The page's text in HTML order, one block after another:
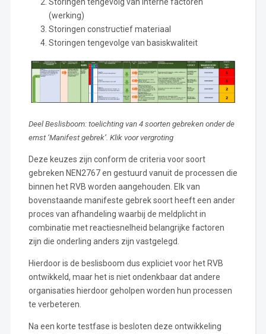
Storingen tengevolg van interne factoren
(werking)
Storingen constructief materiaal
Storingen tengevolge van basiskwaliteit
Deel Beslisboom: toelichting van 4 soorten gebreken onder de
ernst ‘Manifest gebrek’. Klik voor vergroting
Deze keuzes zijn conform de criteria voor soort
gebreken NEN2767 en gestuurd vanuit de processen die
binnen het RVB worden aangehouden. Elk van
bovenstaande manifeste gebrek soort heeft een ander
proces van afhandeling waarbij de meldplicht in
combinatie met reactiesnelheid belangrijke factoren
zijn die onderling anders zijn vastgelegd.
Hierdoor is de beslisboom dus expliciet voor het RVB
ontwikkeld, maar het is niet ondenkbaar dat andere
organisaties hierdoor geholpen worden hun processen
te verbeteren.
Na een korte testfase is besloten deze ontwikkeling